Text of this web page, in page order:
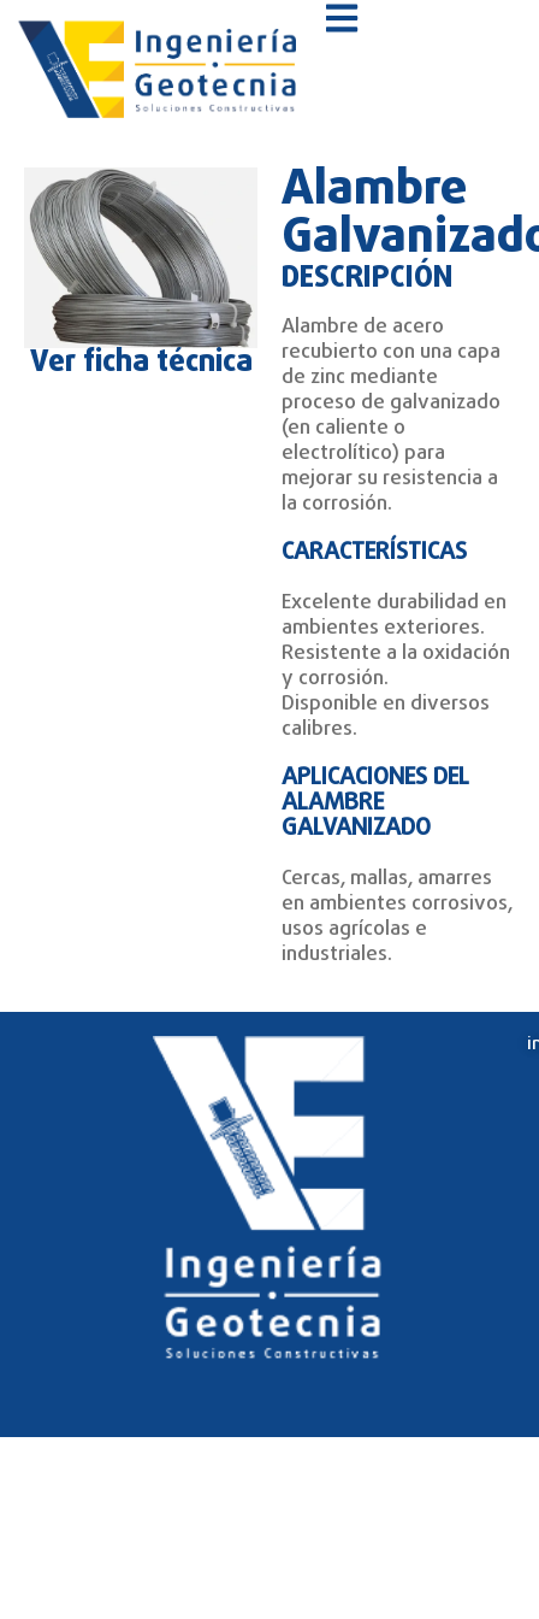
Ver ficha técnica
Alambre
DESCRIPCIÓN
Alambre de acero
recubierto con una capa
de zinc mediante
proceso de galvanizado
(en caliente o
electrolítico) para
mejorar su resistencia a
la corrosión.
CARACTERÍSTICAS
Excelente durabilidad en
ambientes exteriores.
Resistente a la oxidación
y corrosión.
Disponible en diversos
calibres.
APLICACIONES DEL
ALAMBRE
GALVANIZADO
Cercas, mallas, amarres
en ambientes corrosivos,
usos agrícolas e
industriales.